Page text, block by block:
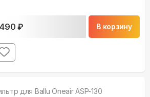
₽ В корзину
для Ballu Oneair ASP-130